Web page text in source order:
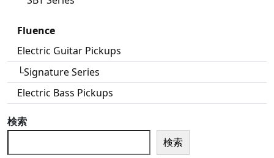
Fluence
Electric Guitar Pickups
└Signature Series
Electric Bass Pickups
検索
検索